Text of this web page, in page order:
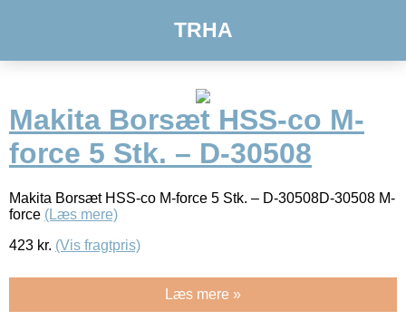
TRHA
Makita Borsæt HSS-co M-
force 5 Stk. – D-30508
Makita Borsæt HSS-co M-force 5 Stk. – D-30508D-30508 M-
force (Læs mere)
423 kr. (Vis fragtpris)
Læs mere »